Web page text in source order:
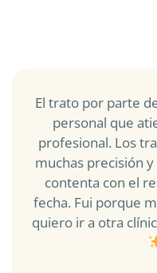
El trato por parte
personal que
profesional. Los
muchas precisión
contenta con el
fecha. Fui porque
quiero ir a otra